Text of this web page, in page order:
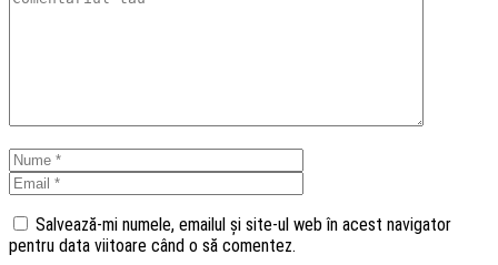
Salvează-mi numele, emailul și site-ul web în acest navigator
pentru data viitoare când o să comentez.